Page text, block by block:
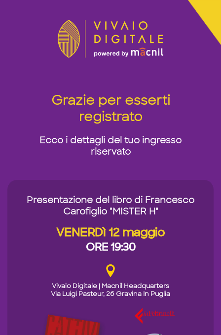
Grazie per esserti
registrato
Ecco i dettagli del tuo ingresso
riservato
Presentazione del libro di Francesco
Carofiglio "MISTER H"
VENERDì 12 maggio
ORE 19:30
Vivaio Digitale | Macnil Headquarters
Via Luigi Pasteur, 26 Gravina In Puglia